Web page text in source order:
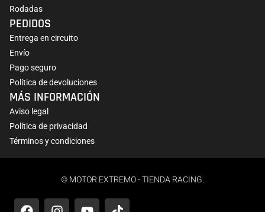
Rodadas
PEDIDOS
Entrega en circuito
Envío
Pago seguro
Política de devoluciones
MÁS INFORMACIÓN
Aviso legal
Política de privacidad
Términos y condiciones
© MOTOR EXTREMO - TIENDA RACING.